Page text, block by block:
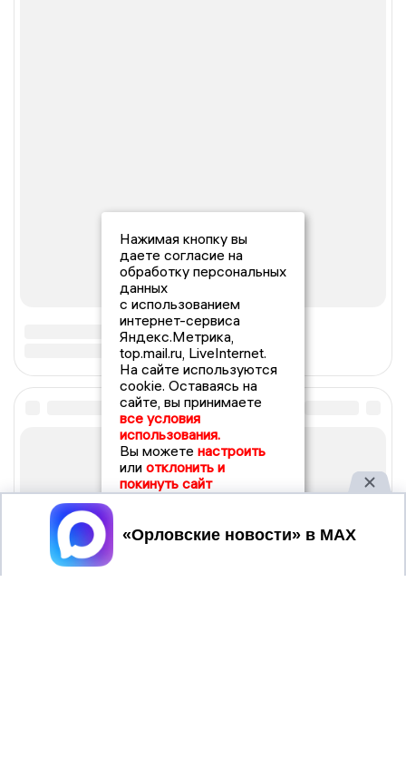
Нажимая кнопку вы
даете согласие на
обработку персональных
данных
с использованием
интернет-сервиса
Яндекс.Метрика,
top.mail.ru, LiveInternet.
На сайте используются
cookie. Оставаясь на
сайте, вы принимаете
все условия
использования.
Вы можете настроить
или отклонить и
покинуть сайт
Принять